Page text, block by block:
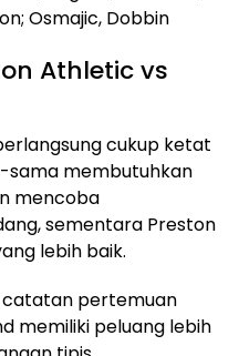
Osmajic, Dobbin
Athletic vs
cukup ketat
sama membutuhkan
mencoba
sementara Preston
lebih baik.
catatan pertemuan
memiliki peluang lebih